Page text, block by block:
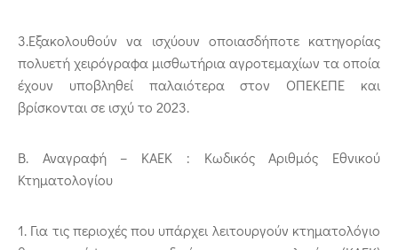
3.Εξακολουθούν να ισχύουν οποιασδήποτε κατηγορίας
πολυετή χειρόγραφα μισθωτήρια αγροτεμαχίων τα οποία
έχουν υποβληθεί παλαιότερα στον ΟΠΕΚΕΠΕ και
βρίσκονται σε ισχύ το 2023.
Β. Αναγραφή – ΚΑΕΚ : Κωδικός Αριθμός Εθνικού
Κτηματολογίου
1. Για τις περιοχές που υπάρχει λειτουργούν κτηματολόγιο